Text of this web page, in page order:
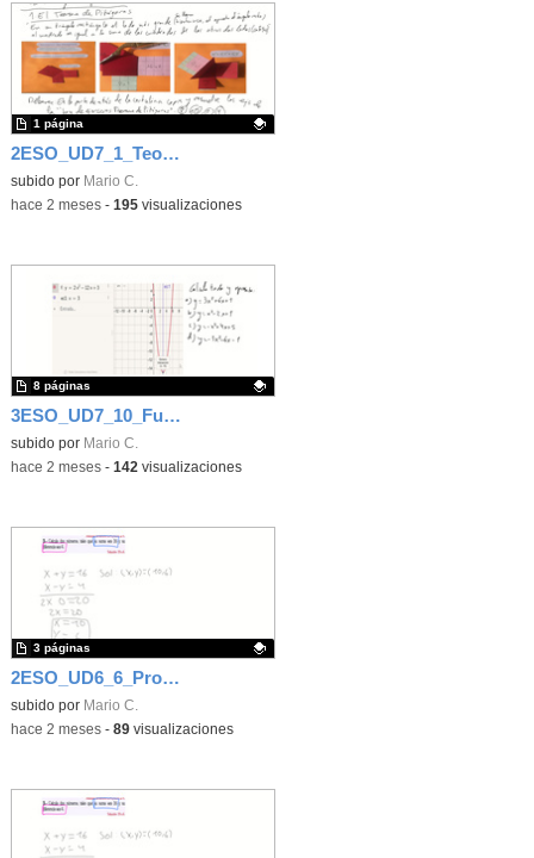
2ESO_UD7_1_Teorema de Pitágoras
Contenido educativo.
subido por Mario C.
1 página
-hace 2 meses- 195visualizaciones
3ESO_UD7_10_Función cuadrática
Contenido educativo.
subido por Mario C.
8 páginas
-hace 2 meses- 142 visualizaciones
2ESO_UD6_6_Problemas de sistemas
Contenido educativo.
subido por Mario C.
3 páginas
-hace 2 meses- 89visualizaciones